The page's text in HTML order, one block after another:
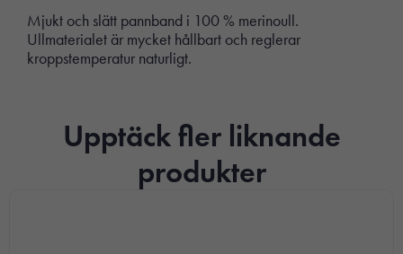
Mjukt och slätt pannband i 100 % merinoull.
Ullmaterialet är mycket hållbart och reglerar
kroppstemperatur naturligt.
Upptäck fler liknande
produkter